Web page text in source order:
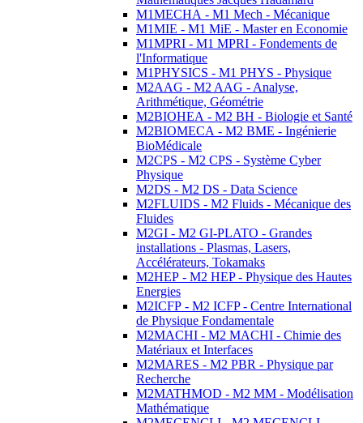
M1MECHA - M1 Mech - Mécanique
M1MIE - M1 MiE - Master en Economie
M1MPRI - M1 MPRI - Fondements de
l'Informatique
M1PHYSICS - M1 PHYS - Physique
M2AAG - M2 AAG - Analyse,
Arithmétique, Géométrie
M2BIOHEA - M2 BH - Biologie et Santé
M2BIOMECA - M2 BME - Ingénierie
BioMédicale
M2CPS - M2 CPS - Système Cyber
Physique
M2DS - M2 DS - Data Science
M2FLUIDS - M2 Fluids - Mécanique des
Fluides
M2GI - M2 GI-PLATO - Grandes
installations - Plasmas, Lasers,
Accélérateurs, Tokamaks
M2HEP - M2 HEP - Physique des Hautes
Energies
M2ICFP - M2 ICFP - Centre International
de Physique Fondamentale
M2MACHI - M2 MACHI - Chimie des
Matériaux et Interfaces
M2MARES - M2 PBR - Physique par
Recherche
M2MATHMOD - M2 MM - Modélisation
Mathématique